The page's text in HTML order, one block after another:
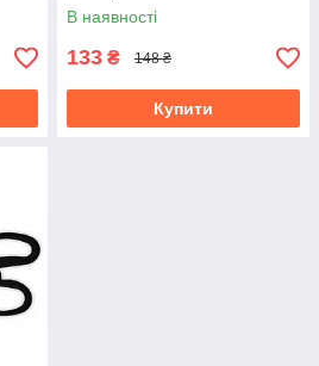
В наявності
133 ₴ 148 ₴
Купити